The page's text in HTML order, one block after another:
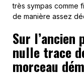
très sympas comme
de manière assez
Sur l’ancien
nulle trace
morceau